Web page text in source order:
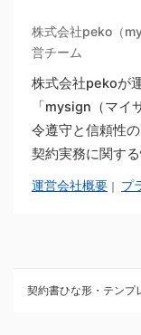
株式会社peko（
営チーム
株式会社pekoが
「mysign（マイ
令遵守と信頼性
契約実務に関す
運営会社概要 ｜ プ
契約書ひな形・テンプ